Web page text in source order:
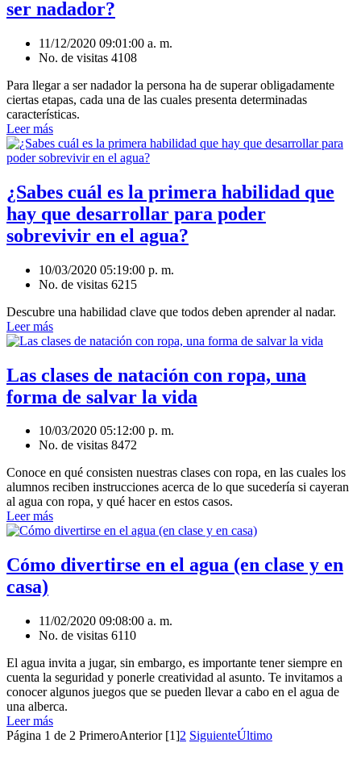
ser nadador?
11/12/2020 09:01:00 a. m.
No. de visitas 4108
Para llegar a ser nadador la persona ha de superar obligadamente
ciertas etapas, cada una de las cuales presenta determinadas
características.
Leer más
¿Sabes cuál es la primera habilidad que
hay que desarrollar para poder
sobrevivir en el agua?
10/03/2020 05:19:00 p. m.
No. de visitas 6215
Descubre una habilidad clave que todos deben aprender al nadar.
Leer más
Las clases de natación con ropa, una
forma de salvar la vida
10/03/2020 05:12:00 p. m.
No. de visitas 8472
Conoce en qué consisten nuestras clases con ropa, en las cuales los
alumnos reciben instrucciones acerca de lo que sucedería si cayeran
al agua con ropa, y qué hacer en estos casos.
Leer más
Cómo divertirse en el agua (en clase y en
casa)
11/02/2020 09:08:00 a. m.
No. de visitas 6110
El agua invita a jugar, sin embargo, es importante tener siempre en
cuenta la seguridad y ponerle creatividad al asunto. Te invitamos a
conocer algunos juegos que se pueden llevar a cabo en el agua de
una alberca.
Leer más
Página 1 de 2 PrimeroAnterior [1]2 SiguienteÚltimo